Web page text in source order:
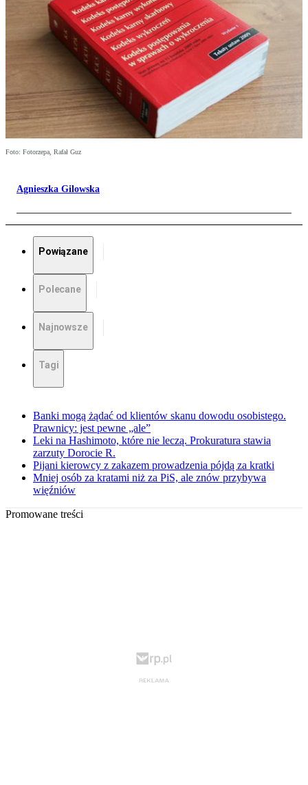
Foto: Fotorzepa, Rafał Guz
Agnieszka Gilowska
Powiązane
Polecane
Najnowsze
Tagi
Banki mogą żądać od klientów skanu dowodu osobistego.
Prawnicy: jest pewne „ale”
Leki na Hashimoto, które nie leczą. Prokuratura stawia
zarzuty Dorocie R.
Pijani kierowcy z zakazem prowadzenia pójdą za kratki
Mniej osób za kratami niż za PiS, ale znów przybywa
więźniów
Promowane treści